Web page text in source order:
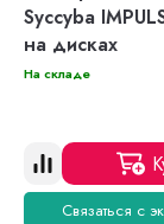
Syccyba
на дисках
На складе
Связаться с